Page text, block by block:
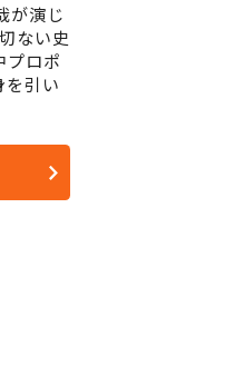
が演じ
ない史
ロポ
を引い